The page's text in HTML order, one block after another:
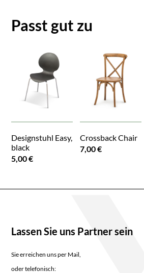
Passt gut zu
Designstuhl Easy,
black
5,00 €
Crossback Chair
7,00 €
Lassen Sie uns Partner sein
Sie erreichen uns per Mail,
oder telefonisch: